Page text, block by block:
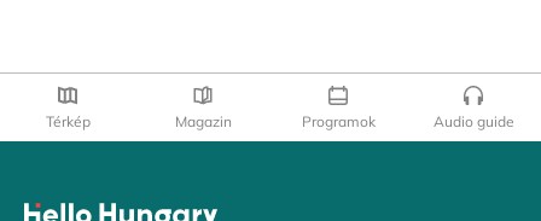
Térkép Magazin Programok Audio guide